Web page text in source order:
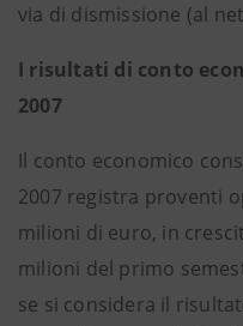
via di dismissione (al
I risultati di conto
2007
Il conto economico
2007 registra proventi
milioni di euro, in
milioni del primo
se si considera il